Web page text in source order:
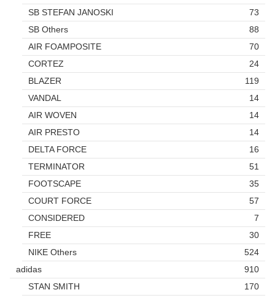
SB STEFAN JANOSKI
73
SB Others
88
AIR FOAMPOSITE
70
CORTEZ
24
BLAZER
119
VANDAL
14
AIR WOVEN
14
AIR PRESTO
14
DELTA FORCE
16
TERMINATOR
51
FOOTSCAPE
35
COURT FORCE
57
CONSIDERED
7
FREE
30
NIKE Others
524
adidas
910
STAN SMITH
170